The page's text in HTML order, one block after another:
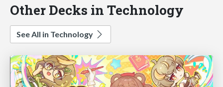
Other Decks in Technology
See All in Technology